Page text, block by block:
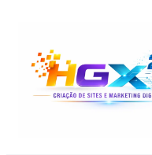
content